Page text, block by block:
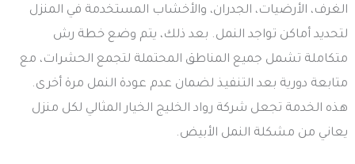
الغرف، الأرضيات، الجدران، والأخشاب المستخدمة في المنزل
لتحديد أماكن تواجد النمل. بعد ذلك، يتم وضع خطة رش
متكاملة تشمل جميع المناطق المحتملة لتجمع الحشرات، مع
متابعة دورية بعد التنفيذ لضمان عدم عودة النمل مرة أخرى.
هذه الخدمة تجعل شركة رواد الخليج الخيار المثالي لكل منزل
يعاني من مشكلة النمل الأبيض.